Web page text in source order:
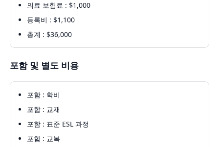
의료 보험료 : $1,000
등록비 : $1,100
총계 : $36,000
포함 및 별도 비용
포함 : 학비
포함 : 교재
포함 : 표준 ESL 과정
포함 : 교복